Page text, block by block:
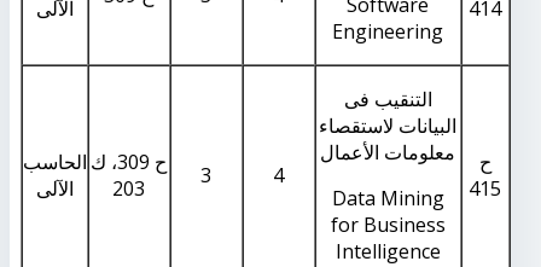
414
Software
Engineering
الآلى
ح
415
التنقيب فى
البيانات لاستقصاء
معلومات الأعمال
Data Mining
for Business
Intelligence
4
3
ح 309، ك
203
الحاسب
الآلى